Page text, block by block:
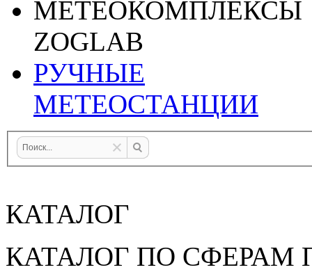
МЕТЕОКОМПЛЕКСЫ
ZOGLAB
РУЧНЫЕ
МЕТЕОСТАНЦИИ
КАТАЛОГ
КАТАЛОГ ПО СФЕРАМ